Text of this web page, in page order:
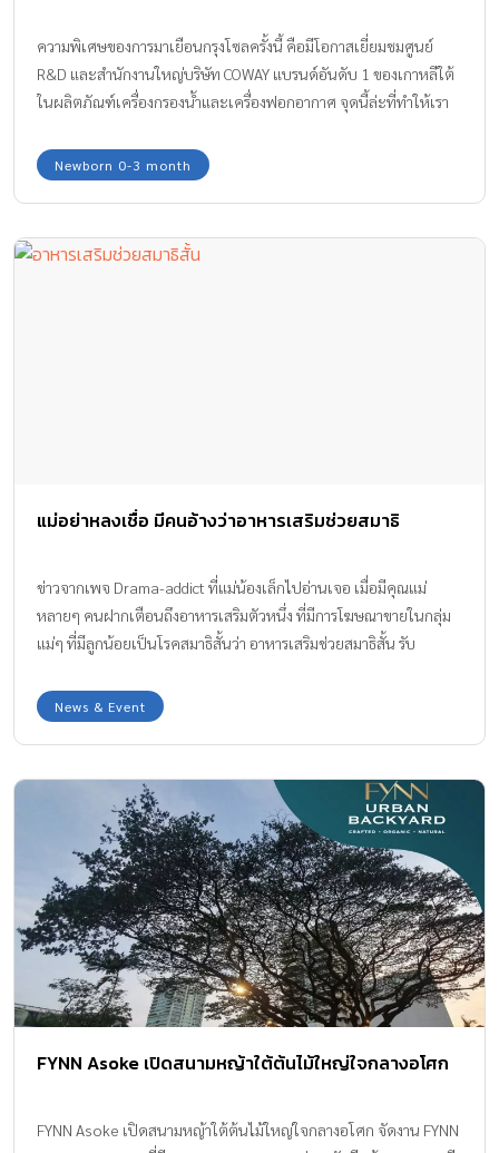
ความพิเศษของการมาเยือนกรุงโซลครั้งนี้ คือมีโอกาสเยี่ยมชมศูนย์
R&D และสำนักงานใหญ่บริษัท COWAY แบรนด์อันดับ 1 ของเกาหลีใต้
ในผลิตภัณฑ์เครื่องกรองน้ำและเครื่องฟอกอากาศ จุดนี้ล่ะที่ทำให้เรา
น้ำดื่มสะอาดและอากาศบริสุทธิ์ สองปัจจัยที่มีผลโดยตรงต่อสุขภาพ
ของลูก จนเราต้องนำมาบอกต่อให้คุณแม่ชาวไทยได้ทราบกันบ้างว่า
ชีวิตให้คุณแม่คุณลูกและทุกคนในครอบครัวได้ยังไง
Newborn 0-3 month
แม่อย่าหลงเชื่อ มีคนอ้างว่าอาหารเสริมช่วยสมาธิ
ข่าวจากเพจ Drama-addict ที่แม่น้องเล็กไปอ่านเจอ เมื่อมีคุณแม่
หลายๆ คนฝากเตือนถึงอาหารเสริมตัวหนึ่ง ที่มีการโฆษณาขายในกลุ่ม
แม่ๆ ที่มีลูกน้อยเป็นโรคสมาธิสั้นว่า อาหารเสริมช่วยสมาธิสั้น รับ
เป็นพรีเซ็นเตอร์
News & Event
FYNN Asoke เปิดสนามหญ้าใต้ต้นไม้ใหญ่ใจกลางอโศก
FYNN Asoke เปิดสนามหญ้าใต้ต้นไม้ใหญ่ใจกลางอโศก จัดงาน FYNN